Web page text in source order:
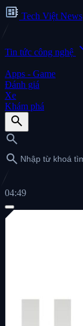
developer_board Tech Việt News
Tin tức công nghệ
Apps - Game
Đánh giá
Xe
Khám phá
search
search
search
04:49